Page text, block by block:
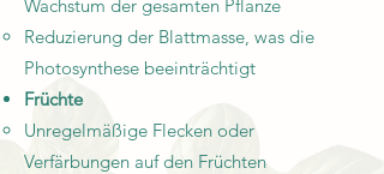
Wachstum der gesamten Pflanze
Reduzierung der Blattmasse, was die
Photosynthese beeinträchtigt
Früchte
Unregelmäßige Flecken oder
Verfärbungen auf den Früchten